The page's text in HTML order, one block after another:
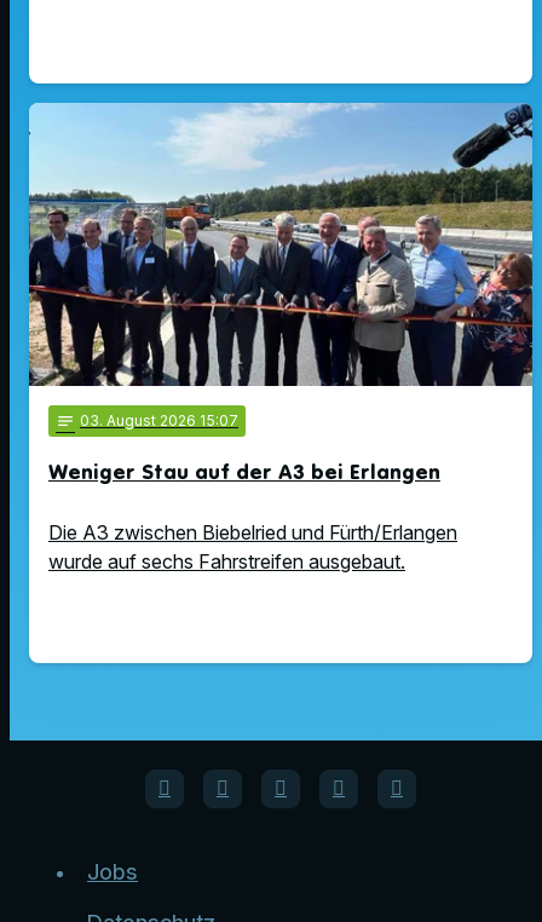
notes 03. August 2026 15:07
Weniger Stau auf der A3 bei Erlangen
Die A3 zwischen Biebelried und Fürth/Erlangen
wurde auf sechs Fahrstreifen ausgebaut.
Jobs